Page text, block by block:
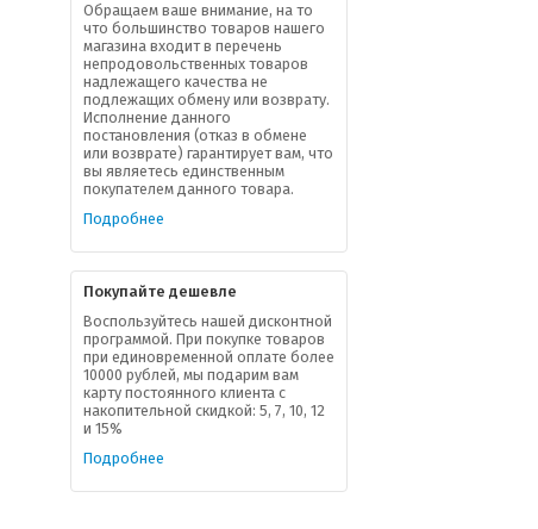
Обращаем ваше внимание, на то
что большинство товаров нашего
магазина входит в перечень
непродовольственных товаров
надлежащего качества не
подлежащих обмену или возврату.
Исполнение данного
постановления (отказ в обмене
или возврате) гарантирует вам, что
вы являетесь единственным
покупателем данного товара.
Подробнее
Покупайте дешевле
Воспользуйтесь нашей дисконтной
программой. При покупке товаров
при единовременной оплате более
10000 рублей, мы подарим вам
карту постоянного клиента с
накопительной скидкой: 5, 7, 10, 12
и 15%
Подробнее